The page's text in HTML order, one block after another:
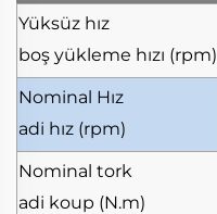
Yüksüz hız
boş yükleme hızı (rpm)
Nominal Hız
adi hız (rpm)
Nominal tork
adi koup (N.m)